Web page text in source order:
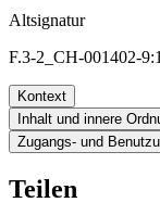
Altsignatur
F.3-2_CH-001402-
Kontext
Inhalt und innere
Zugangs- und
Teilen